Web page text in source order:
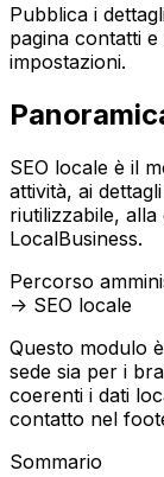
Pubblica i
pagina contatti
impostazioni.
SEO locale è il
attività, ai
riutilizzabile, alla
LocalBusiness.
Percorso
-> SEO locale
Questo modulo
sede sia per i
coerenti i dati
contatto nel
Sommario